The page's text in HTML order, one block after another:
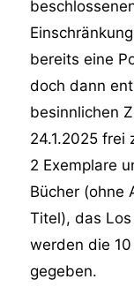
bereits eine
doch dann
besinnlichen
24.1.2025 frei
2 Exemplare
Bücher (ohne
Titel), das
werden die
gegeben.